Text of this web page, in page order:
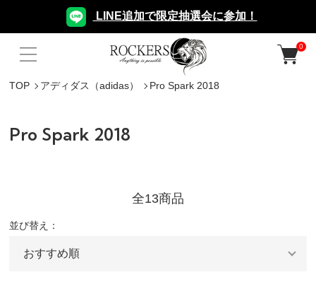
LINE追加で限定抽選会に参加！
0
TOP アディダス（adidas） Pro Spark 2018
Pro Spark 2018
全13商品
並び替え：